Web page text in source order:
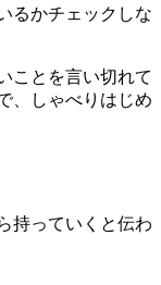
るかチェックしな
ことを言い切れて
、しゃべりはじめ
持っていくと伝わ